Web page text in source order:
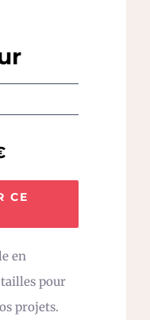
CE
en
pour
projets.